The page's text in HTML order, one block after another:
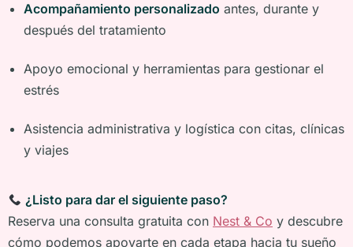
Acompañamiento personalizado antes, durante y
después del tratamiento
Apoyo emocional y herramientas para gestionar el
estrés
Asistencia administrativa y logística con citas, clínicas
y viajes
¿Listo para dar el siguiente paso?
Reserva una consulta gratuita con Nest & Co y descubre
cómo podemos apoyarte en cada etapa hacia tu sueño